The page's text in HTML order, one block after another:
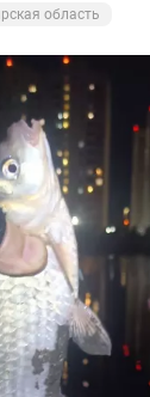
область